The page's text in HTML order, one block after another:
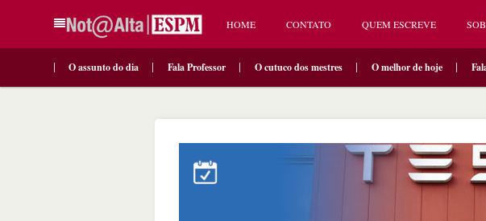
HOME CONTATO QUEM ESCREVE
O assunto do dia Fala Professor O cutuco dos mestres O melhor de hoje